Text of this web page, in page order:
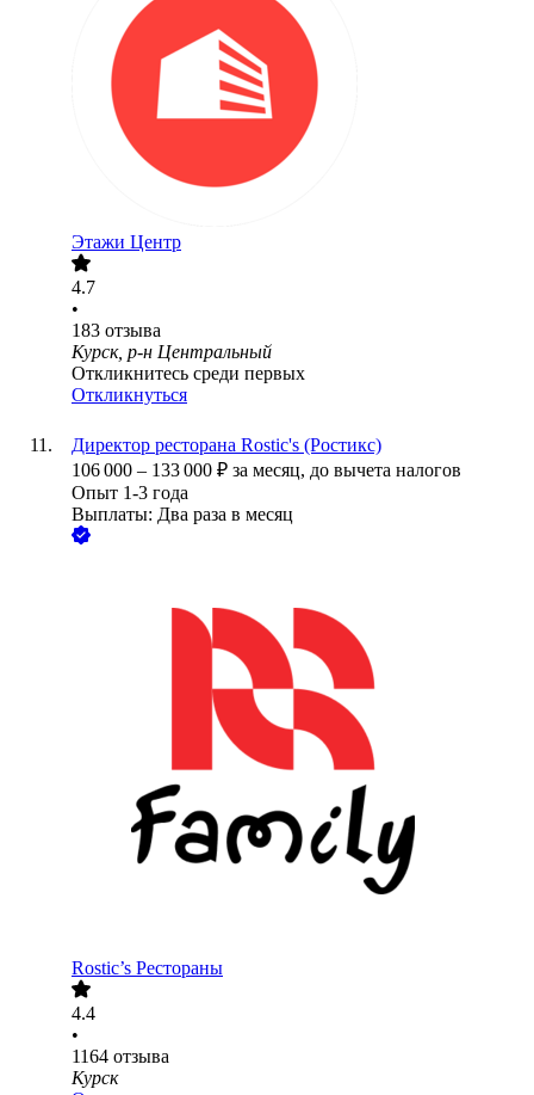
Этажи Центр
4.7
•
183 отзыва
Курск, р-н Центральный
Откликнитесь среди первых
Откликнуться
Директор ресторана Rostic's (Ростикс)
106 000 – 133 000 ₽ за месяц, до вычета налогов
Опыт 1-3 года
Выплаты: Два раза в месяц
Rostic’s Рестораны
4.4
•
1164 отзыва
Курск